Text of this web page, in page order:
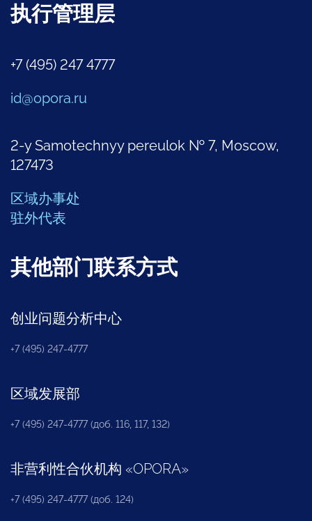
执行管理层
+7 (495) 247 4777
id@opora.ru
2-y Samotechnyy pereulok № 7, Moscow,
127473
区域办事处
驻外代表
其他部门联系方式
创业问题分析中心
+7 (495) 247-4777
区域发展部
+7 (495) 247-4777 (доб. 116, 117, 132)
非营利性合伙机构 «OPORA»
+7 (495) 247-4777 (доб. 124)